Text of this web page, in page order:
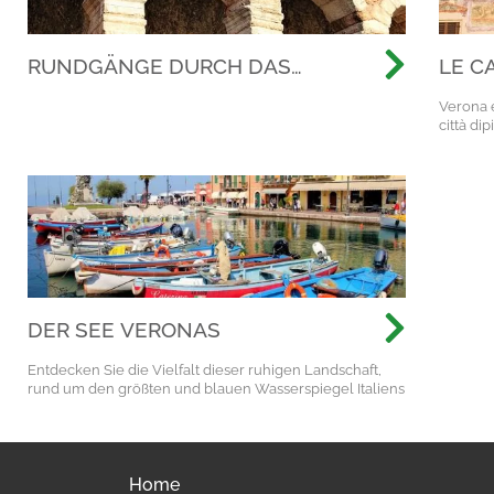
RUNDGÄNGE DURCH DAS
ANTIKE STADT
LE
Verona
città
DER SEE VERONAS
Entdecken Sie die Vielfalt dieser ruhigen Landschaft,
rund um den größten und blauen Wasserspiegel Italiens
Home